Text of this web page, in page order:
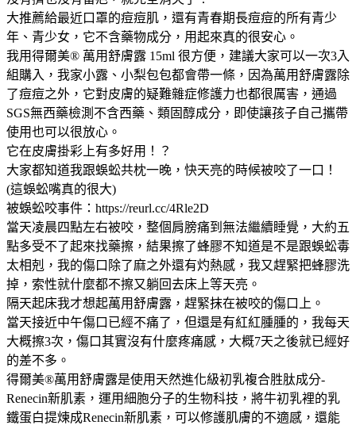
大推薦給最近口罩的痘痘肌，還有青春期長痘痘的所有青少
年、青少女，它不含藥物成分，用起來真的很安心。
我用得爾美® 萬用舒膚露 15ml 很方便，建議大家可以一次3入
組購入，我家小露、小梨包包都會帶一條，因為萬用舒膚露除
了痘痘之外，它對皮膚的疑難雜症修護力也都很厲害，通過
SGS無西藥檢測不含西藥、類固醇成分，即使讓孩子自己攜帶
使用也可以很放心。
它在皮膚掛彩上有多好用！？
大家都知道我跟蜈蚣共枕一晚，快天亮的時候被咬了一口！
(這蜈蚣嘴真的很大)
被蜈蚣咬事件：https://reurl.cc/4Rle2D
當天凌晨四點左右被咬，整個肩膀痛到無法繼續睡覺，大約五
點多受不了起來找藥擦，結果擦了蜂膠不知道是不是跟蜈蚣毒
太相剋，我的傷口除了麻之外還有灼熱感，我又趕緊把蜂膠洗
掉，索性就什麼都不擦又躺回去床上等天亮。
隔天起床我才想起萬用舒膚露，趕緊抹在被咬的傷口上。
當天接近中午傷口已經不痛了，但還是有紅紅腫腫的，我每天
大概擦3次，傷口其實沒有什麼疼痛感，大概7天之後就已經好
的差不多。
得爾美®萬用舒膚露是使用天然進化級初乳複合胜肽成分-
Renecin新肌素，運用細胞分子的生物科技，將牛初乳裡的乳
鐵蛋白提煉成Renecin新肌素，可以修護肌膚的不適感，還能